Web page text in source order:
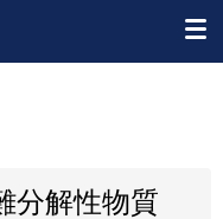
分解性物質